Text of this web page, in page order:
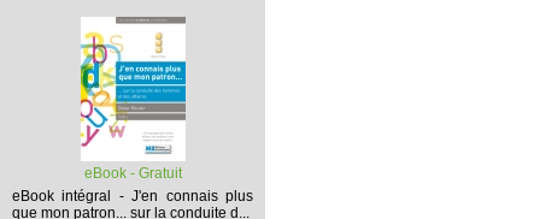
eBook - Gratuit
eBook intégral - J'en connais plus
que mon patron... sur la conduite d...